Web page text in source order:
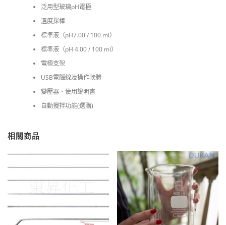
泛用型玻璃pH電極
溫度探棒
標準液（pH7.00 / 100 ml）
標準液（pH 4.00 / 100 ml）
電極支架
USB電腦線及操作軟體
變壓器、使用說明書
自動攪拌功能(選購)
相關商品